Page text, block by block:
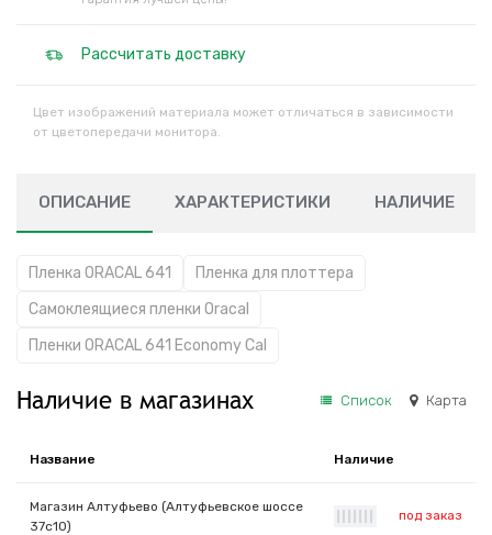
Рассчитать доставку
Цвет изображений материала может отличаться в зависимости
от цветопередачи монитора.
ОПИСАНИЕ ХАРАКТЕРИСТИКИ НАЛИЧИЕ
Пленка ORACAL 641
Пленка для плоттера
Самоклеящиеся пленки Oracal
Пленки ORACAL 641 Economy Cal
Наличие в магазинах Список Карта
Название Наличие
Магазин Алтуфьево (Алтуфьевское шоссе
37с10)
под заказ